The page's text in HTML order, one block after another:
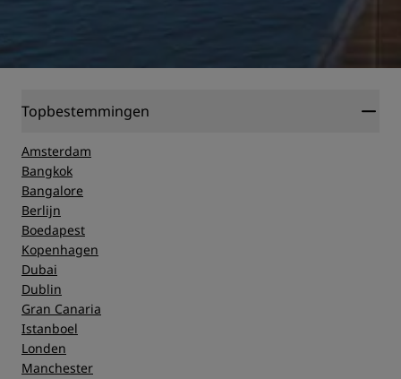
Topbestemmingen
Amsterdam
Bangkok
Bangalore
Berlijn
Boedapest
Kopenhagen
Dubai
Dublin
Gran Canaria
Istanboel
Londen
Manchester